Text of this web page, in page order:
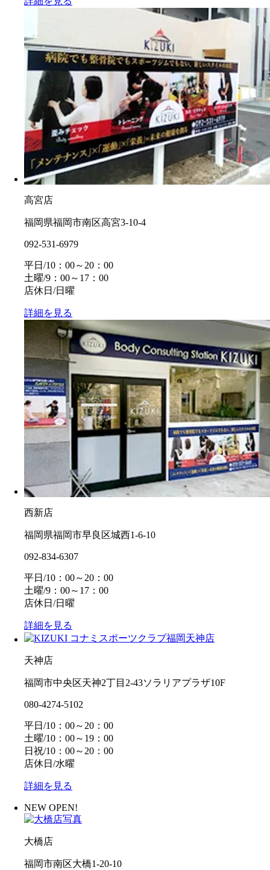
高宮店
福岡県福岡市南区高宮3-10-4
092-531-6979
平日/10：00～20：00
土曜/9：00～17：00
店休日/日曜
詳細を見る
西新店
福岡県福岡市早良区城西1-6-10
092-834-6307
平日/10：00～20：00
土曜/9：00～17：00
店休日/日曜
詳細を見る
天神店
福岡市中央区天神2丁目2-43ソラリアプラザ10F
080-4274-5102
平日/10：00～20：00
土曜/10：00～19：00
日祝/10：00～20：00
店休日/水曜
詳細を見る
NEW OPEN!
大橋店
福岡市南区大橋1-20-10